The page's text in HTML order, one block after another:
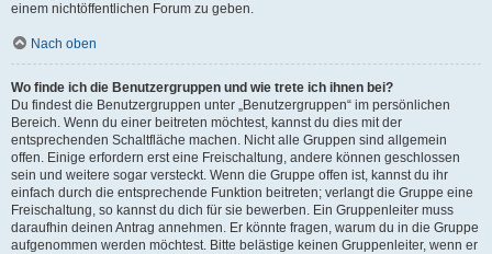
einem nichtöffentlichen Forum zu geben.
Nach oben
Wo finde ich die Benutzergruppen und wie trete ich ihnen bei?
Du findest die Benutzergruppen unter „Benutzergruppen“ im persönlichen
Bereich. Wenn du einer beitreten möchtest, kannst du dies mit der
entsprechenden Schaltfläche machen. Nicht alle Gruppen sind allgemein
offen. Einige erfordern erst eine Freischaltung, andere können geschlossen
sein und weitere sogar versteckt. Wenn die Gruppe offen ist, kannst du ihr
einfach durch die entsprechende Funktion beitreten; verlangt die Gruppe eine
Freischaltung, so kannst du dich für sie bewerben. Ein Gruppenleiter muss
daraufhin deinen Antrag annehmen. Er könnte fragen, warum du in die Gruppe
aufgenommen werden möchtest. Bitte belästige keinen Gruppenleiter, wenn er